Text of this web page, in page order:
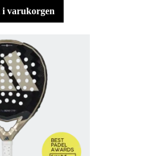
i varukorgen